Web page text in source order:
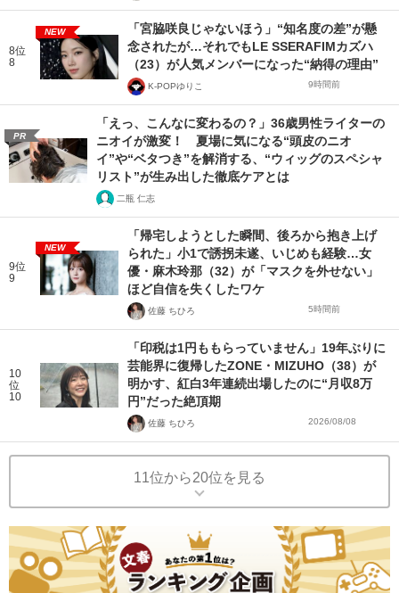
8位
8
NEW
「宮脇咲良じゃないほう」“知名度の差”が懸
念されたが…それでもLE SSERAFIMカズハ
（23）が人気メンバーになった“納得の理由”
K-POPゆりこ 9時間前
PR
「えっ、こんなに変わるの？」36歳男性ライターの
ニオイが激変！ 夏場に気になる“頭皮のニオ
イ”や“ベタつき”を解消する、“ウィッグのスペシャ
リスト”が生み出した徹底ケアとは
二瓶 仁志
9位
9
NEW
「帰宅しようとした瞬間、後ろから抱き上げ
られた」小1で誘拐未遂、いじめも経験…女
優・麻木玲那（32）が「マスクを外せない」
ほど自信を失くしたワケ
佐藤 ちひろ 5時間前
10
位
10
「印税は1円ももらっていません」19年ぶりに
芸能界に復帰したZONE・MIZUHO（38）が
明かす、紅白3年連続出場したのに“月収8万
円”だった絶頂期
佐藤 ちひろ 2026/08/08
11位から20位を見る